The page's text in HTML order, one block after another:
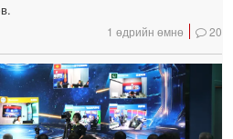
1 өдрийн өмнө 20